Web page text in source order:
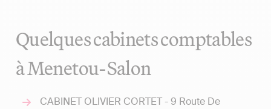
Quelques cabinets comptables
à Menetou-Salon
CABINET OLIVIER CORTET - 9 Route De